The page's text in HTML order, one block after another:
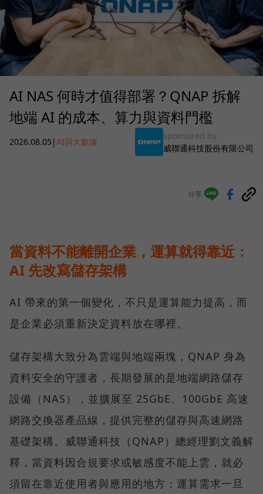
AI NAS 何時才值得部署？QNAP 拆解
地端 AI 的成本、算力與資料門檻
2026.08.05 |AI與大數據
sponsored by
威聯通科技股份有限公司
分享
當資料不能離開企業，運算就得靠近：
AI 先改寫儲存架構
AI 帶來的第一個變化，不只是運算能力提高，而
是企業必須重新決定資料放在哪裡。
儲存架構大致分為雲端與地端兩塊，QNAP 身為
資料安全的守護者，長期發展的是地端網路儲存
設備（NAS），並擴展至 25GbE、100GbE 高速
網路交換器產品線，提供完整的儲存與高速網路
基礎架構。威聯通科技（QNAP）總經理劉文義解
釋，當資料因合規要求或敏感度不能上雲，就必
須留在靠近使用者與應用的地方；運算需求一旦